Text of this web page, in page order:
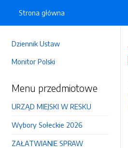
Dziennik Ustaw
Monitor Polski
Menu przedmiotowe
URZĄD MIEJSKI W RESKU
Wybory Sołeckie 2026
ZAŁATWIANIE SPRAW
Strona główna